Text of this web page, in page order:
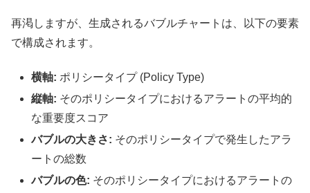
再渇しますが、生成されるバブルチャートは、以下の要素
で構成されます。
横軸: ポリシータイプ (Policy Type)
縦軸: そのポリシータイプにおけるアラートの平均的
な重要度スコア
バブルの大きさ: そのポリシータイプで発生したアラ
ートの総数
バブルの色: そのポリシータイプにおけるアラートの